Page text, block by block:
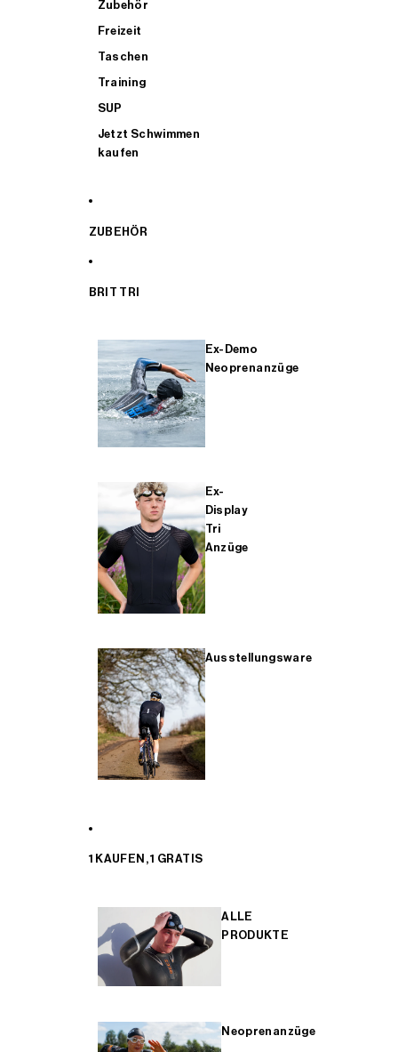
Zubehör
Freizeit
Taschen
Training
SUP
Jetzt Schwimmen
kaufen
ZUBEHÖR
BRIT TRI
Ex-Demo
Neoprenanzüge
Ex-
Display
Tri
Anzüge
Ausstellungsware
1 KAUFEN, 1 GRATIS
ALLE
PRODUKTE
Neoprenanzüge